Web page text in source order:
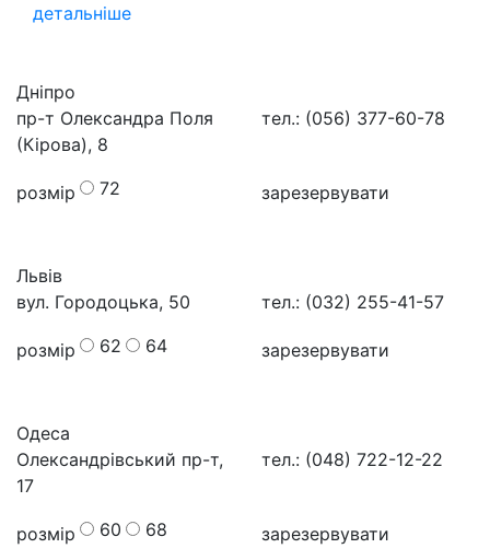
детальніше
Дніпро
пр-т Олександра Поля
(Кірова), 8
тел.: (056) 377-60-78
розмір 72 зарезервувати
Львів
вул. Городоцька, 50
тел.: (032) 255-41-57
розмір 62 64 зарезервувати
Одеса
Олександрівський пр-т,
17
тел.: (048) 722-12-22
розмір 60 68 зарезервувати